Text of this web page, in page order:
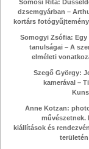
Somosi Rita:
dzsemgyárban –
kortárs
Somogyi Zsófia: Egy
tanulságai – A
elméleti
Szegő György:
kamerával –
Anne Kotzan:
művészetnek.
kiállítások és